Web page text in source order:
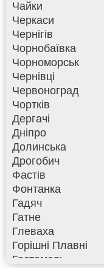
Чайки
Черкаси
Чернігів
Чорнобаївка
Чорноморськ
Чернівці
Червоноград
Чортків
Дергачі
Дніпро
Долинська
Дрогобич
Фастів
Фонтанка
Гадяч
Гатне
Глеваха
Горішні Плавні
Гостомель